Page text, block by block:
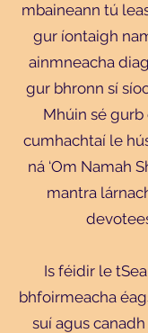
mbaineann tú
gur íontaigh
ainmneacha
gur bhronn sí
Mhúin sé gurb
cumhachtaí le
ná ‘Om Namah
mantra
Is féidir le
bhfoirmeacha
suí agus